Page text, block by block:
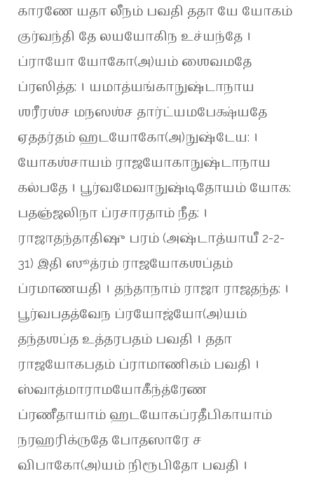
காரணே யதா லீநம் பவதி ததா யே யோகம்
குர்வந்தி தே லயயோகிந உச்யந்தே ।
ப்ராயோ யோகோ(அ)யம் ஶைவமதே
ப்ரஸித்த: । யமாத்யங்காநுஷ்டாநாய
ஶரீரஶ்ச மநஸஶ்ச தார்ட்யமபேக்ஷ்யதே
ஏததர்தம் ஹடயோகோ(அ)நுஷ்டேய: ।
யோகஶ்சாயம் ராஜயோகாநுஷ்டாநாய
கல்பதே । பூர்வமேவாநுஷ்டிதோயம் யோக:
பதஞ்ஜலிநா ப்ரசாரதாம் நீத: ।
ராஜாதந்தாதிஷு பரம் (அஷ்டாத்யாயீ 2-2-
31) இதி ஸூத்ரம் ராஜயோகஶப்தம்
ப்ரமாணயதி । தந்தாநாம் ராஜா ராஜதந்த: ।
பூர்வபதத்வேந ப்ரயோஜ்யோ(அ)யம்
தந்தஶப்த உத்தரபதம் பவதி । ததா
ராஜயோகபதம் ப்ராமாணிகம் பவதி ।
ஸ்வாத்மாராமயோகீந்த்ரேண
ப்ரணீதாயாம் ஹடயோகப்ரதீபிகாயாம்
நரஹரிக்ருதே போதஸாரே ச
விபாகோ(அ)யம் நிரூபிதோ பவதி ।